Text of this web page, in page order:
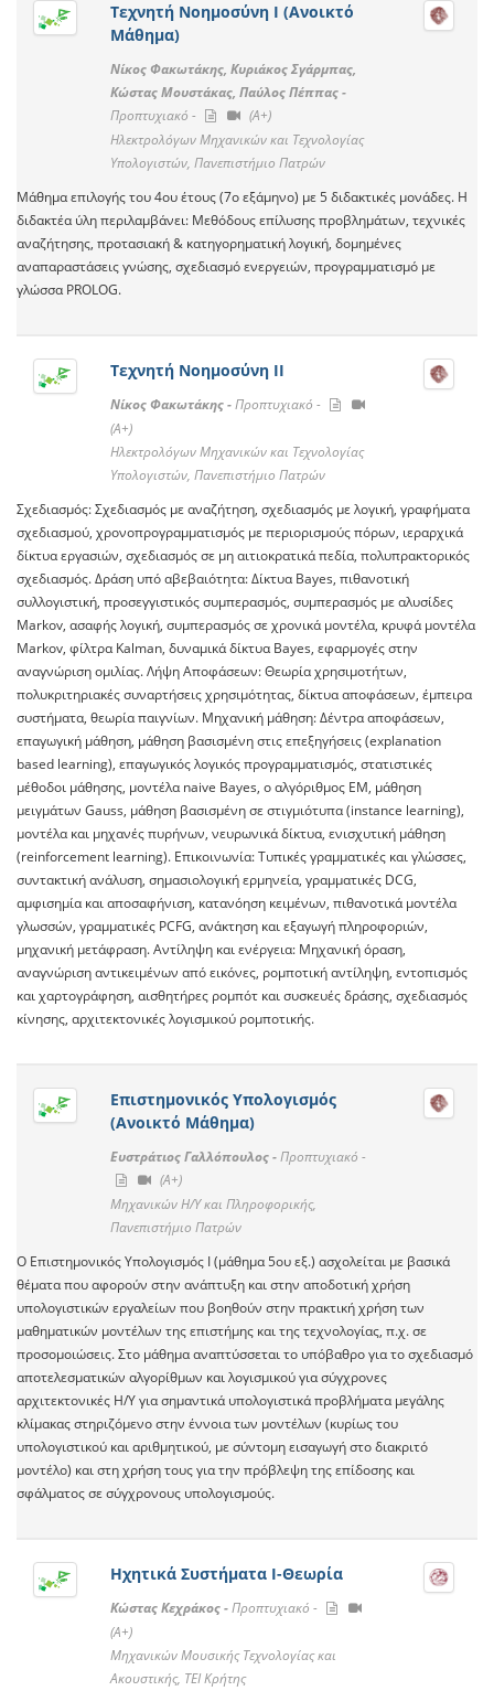
Τεχνητή Νοημοσύνη Ι (Ανοικτό
Μάθημα)
Νίκος Φακωτάκης, Κυριάκος Σγάρμπας,
Κώστας Μουστάκας, Παύλος Πέππας -
Προπτυχιακό -
(A+)
Ηλεκτρολόγων Μηχανικών και Τεχνολογίας
Υπολογιστών, Πανεπιστήμιο Πατρών
Μάθημα επιλογής του 4ου έτους (7ο εξάμηνο) με 5 διδακτικές μονάδες. Η
διδακτέα ύλη περιλαμβάνει: Μεθόδους επίλυσης προβλημάτων, τεχνικές
αναζήτησης, προτασιακή & κατηγορηματική λογική, δομημένες
αναπαραστάσεις γνώσης, σχεδιασμό ενεργειών, προγραμματισμό με
γλώσσα PROLOG.
Τεχνητή Νοημοσύνη ΙΙ
Νίκος Φακωτάκης -Προπτυχιακό -
(A+)
Ηλεκτρολόγων Μηχανικών και Τεχνολογίας
Υπολογιστών, Πανεπιστήμιο Πατρών
Σχεδιασμός: Σχεδιασμός με αναζήτηση, σχεδιασμός με λογική, γραφήματα
σχεδιασμού, χρονοπρογραμματισμός με περιορισμούς πόρων, ιεραρχικά
δίκτυα εργασιών, σχεδιασμός σε μη αιτιοκρατικά πεδία, πολυπρακτορικός
σχεδιασμός. Δράση υπό αβεβαιότητα: Δίκτυα Bayes, πιθανοτική
συλλογιστική, προσεγγιστικός συμπερασμός, συμπερασμός με αλυσίδες
Markov, ασαφής λογική, συμπερασμός σε χρονικά μοντέλα, κρυφά μοντέλα
Markov, φίλτρα Kalman, δυναμικά δίκτυα Bayes, εφαρμογές στην
αναγνώριση ομιλίας. Λήψη Αποφάσεων: Θεωρία χρησιμοτήτων,
πολυκριτηριακές συναρτήσεις χρησιμότητας, δίκτυα αποφάσεων, έμπειρα
συστήματα, θεωρία παιγνίων. Μηχανική μάθηση: Δέντρα αποφάσεων,
επαγωγική μάθηση, μάθηση βασισμένη στις επεξηγήσεις (explanation
based learning), επαγωγικός λογικός προγραμματισμός, στατιστικές
μέθοδοι μάθησης, μοντέλα naive Bayes, ο αλγόριθμος EM, μάθηση
μειγμάτων Gauss, μάθηση βασισμένη σε στιγμιότυπα (instance learning),
μοντέλα και μηχανές πυρήνων, νευρωνικά δίκτυα, ενισχυτική μάθηση
(reinforcement learning). Επικοινωνία: Τυπικές γραμματικές και γλώσσες,
συντακτική ανάλυση, σημασιολογική ερμηνεία, γραμματικές DCG,
αμφισημία και αποσαφήνιση, κατανόηση κειμένων, πιθανοτικά μοντέλα
γλωσσών, γραμματικές PCFG, ανάκτηση και εξαγωγή πληροφοριών,
μηχανική μετάφραση. Αντίληψη και ενέργεια: Μηχανική όραση,
αναγνώριση αντικειμένων από εικόνες, ρομποτική αντίληψη, εντοπισμός
και χαρτογράφηση, αισθητήρες ρομπότ και συσκευές δράσης, σχεδιασμός
κίνησης, αρχιτεκτονικές λογισμικού ρομποτικής.
Επιστημονικός Υπολογισμός
(Ανοικτό Μάθημα)
Ευστράτιος Γαλλόπουλος -Προπτυχιακό -
(A+)
Μηχανικών Η/Υ και Πληροφορικής,
Πανεπιστήμιο Πατρών
Ο Επιστημονικός Υπολογισμός Ι (μάθημα 5ου εξ.) ασχολείται με βασικά
θέματα που αφορούν στην ανάπτυξη και στην αποδοτική χρήση
υπολογιστικών εργαλείων που βοηθούν στην πρακτική χρήση των
μαθηματικών μοντέλων της επιστήμης και της τεχνολογίας, π.χ. σε
προσομοιώσεις. Στο μάθημα αναπτύσσεται το υπόβαθρο για το σχεδιασμό
αποτελεσματικών αλγορίθμων και λογισμικού για σύγχρονες
αρχιτεκτονικές Η/Υ για σημαντικά υπολογιστικά προβλήματα μεγάλης
κλίμακας στηριζόμενο στην έννοια των μοντέλων (κυρίως του
υπολογιστικού και αριθμητικού, με σύντομη εισαγωγή στο διακριτό
μοντέλο) και στη χρήση τους για την πρόβλεψη της επίδοσης και
σφάλματος σε σύγχρονους υπολογισμούς.
Ηχητικά Συστήματα Ι-Θεωρία
Κώστας Κεχράκος -Προπτυχιακό -
(A+)
Μηχανικών Μουσικής Τεχνολογίας και
Ακουστικής, ΤΕΙ Κρήτης